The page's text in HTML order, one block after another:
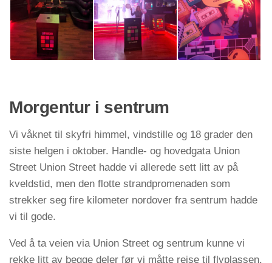
Morgentur i sentrum
Vi våknet til skyfri himmel, vindstille og 18 grader den
siste helgen i oktober. Handle- og hovedgata Union
Street Union Street hadde vi allerede sett litt av på
kveldstid, men den flotte strandpromenaden som
strekker seg fire kilometer nordover fra sentrum hadde
vi til gode.
Ved å ta veien via Union Street og sentrum kunne vi
rekke litt av begge deler før vi måtte reise til flyplassen.